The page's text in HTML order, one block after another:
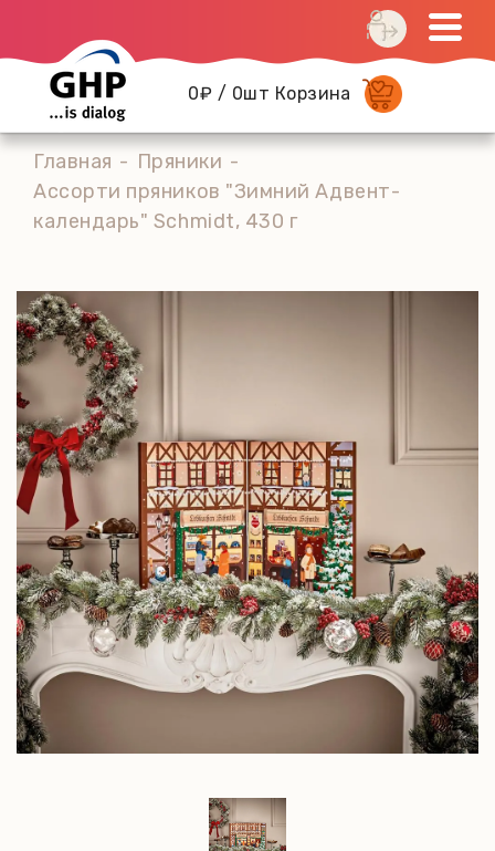
0₽ / 0шт Корзина
Главная
Пряники
Ассорти пряников "Зимний Адвент-
календарь" Schmidt, 430 г